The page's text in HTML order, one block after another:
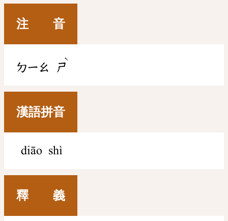
注 音
ㄉㄧㄠ ㄕ
ˋ
漢語拼音
diāo shì
釋 義